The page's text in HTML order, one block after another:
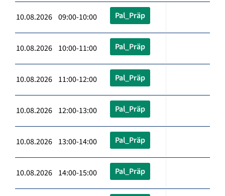
10.08.2026 09:00-10:00 Pal_Präp
10.08.2026 10:00-11:00 Pal_Präp
10.08.2026 11:00-12:00 Pal_Präp
10.08.2026 12:00-13:00 Pal_Präp
10.08.2026 13:00-14:00 Pal_Präp
10.08.2026 14:00-15:00 Pal_Präp